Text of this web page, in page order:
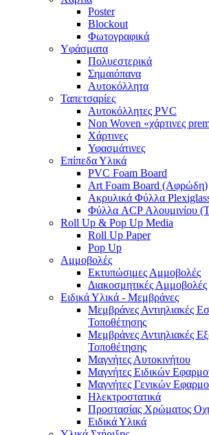
Poster
Blockout
Φωτογραφικά
Yφάσματα
Πολυεστερικά
Σημαιόπανα
Αυτοκόλλητα
Ταπετσαρίες
Αυτοκόλλητες PVC
Non Woven «χάρτινες
Χάρτινες
Υφασμάτινες
Επίπεδα Υλικά
PVC Foam Board
Art Foam Board (Αφρώδη)
Ακρυλικά Φύλλα
Φύλλα ACP Αλουμινίου
Roll Up & Pop Up Media
Roll Up Paper
Pop Up
Αμμοβολές
Εκτυπώσιμες Αμμοβολές
Διακοσμητικές Αμμοβολές
Ειδικά Υλικά - Μεμβράνες
Μεμβράνες Αντιηλιακές
Τοποθέτησης
Μεμβράνες Αντιηλιακές
Τοποθέτησης
Μαγνήτες Αυτοκινήτου
Μαγνήτες Ειδικών
Μαγνήτες Γενικών
Ηλεκτροστατικά
Προστασίας Χρώματος
Ειδικά Υλικά